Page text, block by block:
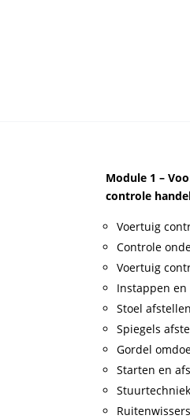
Module 1 –
controle
Voertuig
Controle
Voertuig
Instappen
Stoel afstellen
Spiegels
Gordel
Starten en